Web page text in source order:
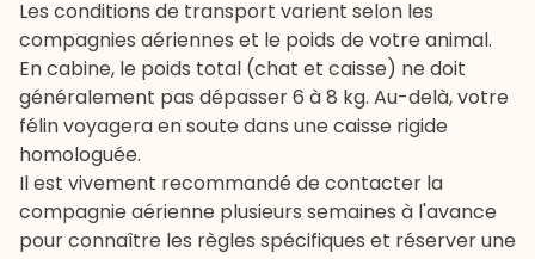
Les conditions de transport varient selon les
compagnies aériennes et le poids de votre animal.
En cabine, le poids total (chat et caisse) ne doit
généralement pas dépasser 6 à 8 kg. Au-delà, votre
félin voyagera en soute dans une caisse rigide
homologuée.
Il est vivement recommandé de contacter la
compagnie aérienne plusieurs semaines à l'avance
pour connaître les règles spécifiques et réserver une